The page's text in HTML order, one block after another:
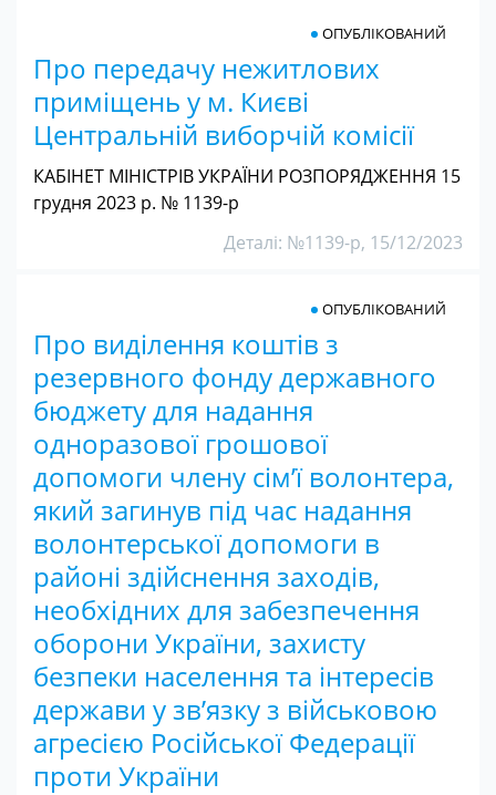
Про передачу нежитлових
приміщень у м. Києві
Центральній виборчій комісії
ОПУБЛІКОВАНИЙ
КАБІНЕТ МІНІСТРІВ УКРАЇНИ РОЗПОРЯДЖЕННЯ 15
грудня 2023 р. № 1139-р
Деталі: №1139-р, 15/12/2023
Про виділення коштів з
резервного фонду державного
бюджету для надання
одноразової грошової
допомоги члену сім’ї волонтера,
який загинув під час надання
волонтерської допомоги в
районі здійснення заходів,
необхідних для забезпечення
оборони України, захисту
безпеки населення та інтересів
держави у зв’язку з військовою
агресією Російської Федерації
проти України
ОПУБЛІКОВАНИЙ